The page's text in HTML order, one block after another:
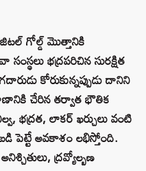
గోల్డ్ మొత్తానికి
భద్రపరిచిన సురక్షిత
కోరుకున్నప్పుడు దానిని
చేరిన తర్వాత భౌతిక
భద్రత, లాకర్ ఖర్చులు వంటి
పెట్టే అవకాశం లభిస్తోంది.
ద్రవ్యోల్బణ